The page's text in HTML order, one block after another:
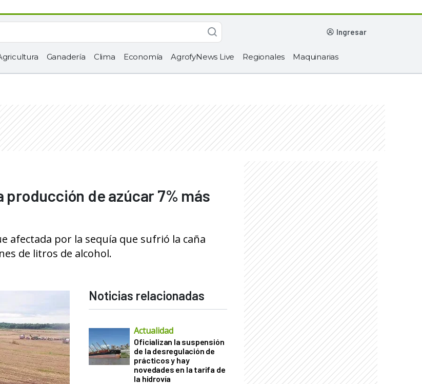
ingresar
Ganadería Clima Economía AgrofyNews Live Regionales Maquinarias
de azúcar 7% más
afectada por la sequía que sufrió la caña
de litros de alcohol.
Noticias relacionadas
Actualidad
Oficializan la suspensión
de la desregulación de
prácticos y hay
novedades en la tarifa de
la hidrovía